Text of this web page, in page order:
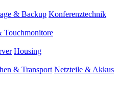
& Backup Konferenztechnik
Touchmonitore
Housing
& Transport Netzteile & Akkus